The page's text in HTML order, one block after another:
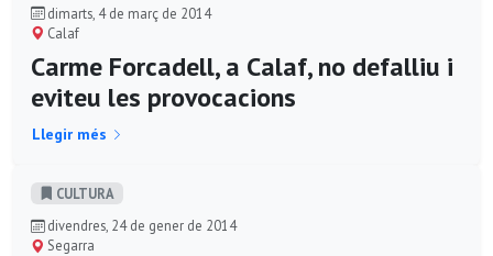
dimarts, 4 de març de 2014
Calaf
Carme Forcadell, a Calaf, no defalliu i
eviteu les provocacions
Llegir més
CULTURA
divendres, 24 de gener de 2014
Segarra